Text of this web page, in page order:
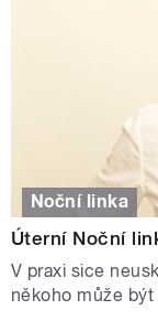
Noční linka
Úterní Noční
V praxi sice
někoho může být